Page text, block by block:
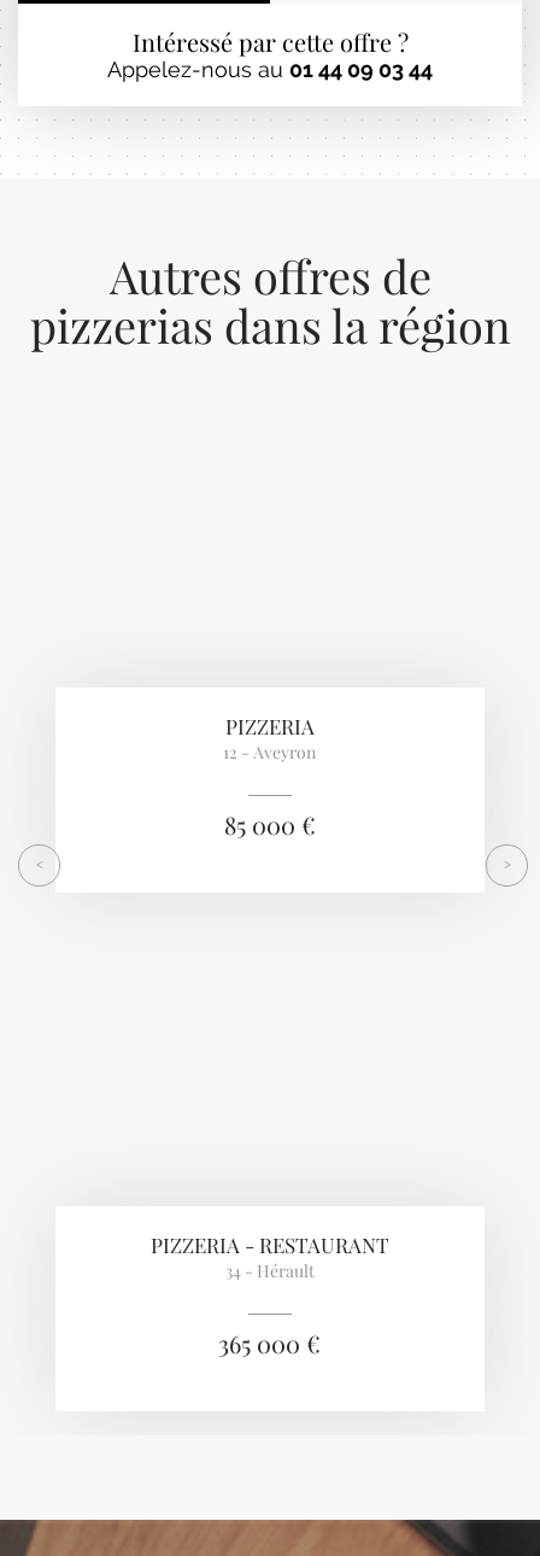
Intéressé par cette offre ?
Appelez-nous au 01 44 09 03 44
Autres offres de
pizzerias dans la région
PIZZERIA
12 - Aveyron
85 000 €
PIZZERIA - RESTAURANT
34 - Hérault
365 000 €
< >